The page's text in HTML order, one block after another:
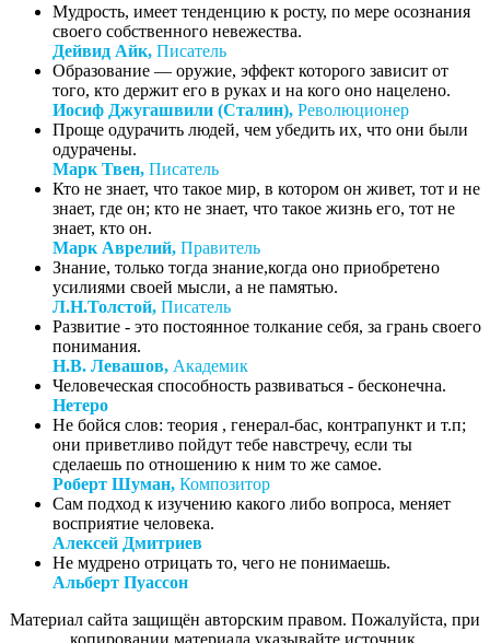
Мудрость, имеет тенденцию к росту, по мере осознания
своего собственного невежества.
Дейвид Айк, Писатель
Образование — оружие, эффект которого зависит от
того, кто держит его в руках и на кого оно нацелено.
Иосиф Джугашвили (Сталин), Революционер
Проще одурачить людей, чем убедить их, что они были
одурачены.
Марк Твен, Писатель
Кто не знает, что такое мир, в котором он живет, тот и не
знает, где он; кто не знает, что такое жизнь его, тот не
знает, кто он.
Марк Аврелий, Правитель
Знание, только тогда знание,когда оно приобретено
усилиями своей мысли, а не памятью.
Л.Н.Толстой, Писатель
Развитие - это постоянное толкание себя, за грань своего
понимания.
Н.В. Левашов, Академик
Человеческая способность развиваться - бесконечна.
Нетеро
Не бойся слов: теория , генерал-бас, контрапункт и т.п;
они приветливо пойдут тебе навстречу, если ты
сделаешь по отношению к ним то же самое.
Роберт Шуман, Композитор
Сам подход к изучению какого либо вопроса, меняет
восприятие человека.
Алексей Дмитриев
Не мудрено отрицать то, чего не понимаешь.
Альберт Пуассон
Материал сайта защищён авторским правом. Пожалуйста, при
копировании материала указывайте источник.